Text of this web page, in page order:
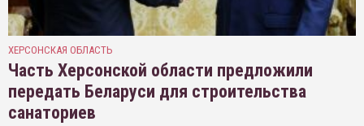
ХЕРСОНСКАЯ ОБЛАСТЬ
Часть Херсонской области предложили
передать Беларуси для строительства
санаториев